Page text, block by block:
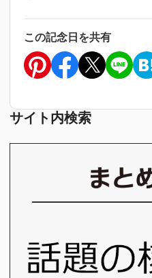
この記念日を共有
サイト内検索